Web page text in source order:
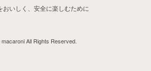
おいしく、安全に楽しむために
All Rights Reserved.